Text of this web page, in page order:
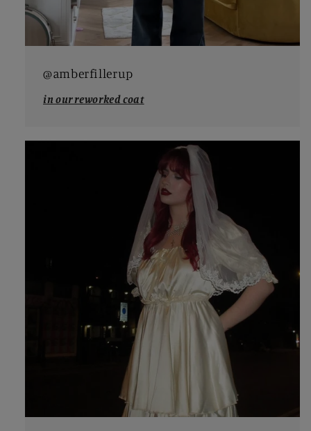
@amberfillerup
in our reworked coat